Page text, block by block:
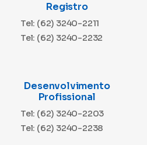
Registro
Tel: (62) 3240-2211
Tel: (62) 3240-2232
Desenvolvimento
Profissional
Tel: (62) 3240-2203
Tel: (62) 3240-2238